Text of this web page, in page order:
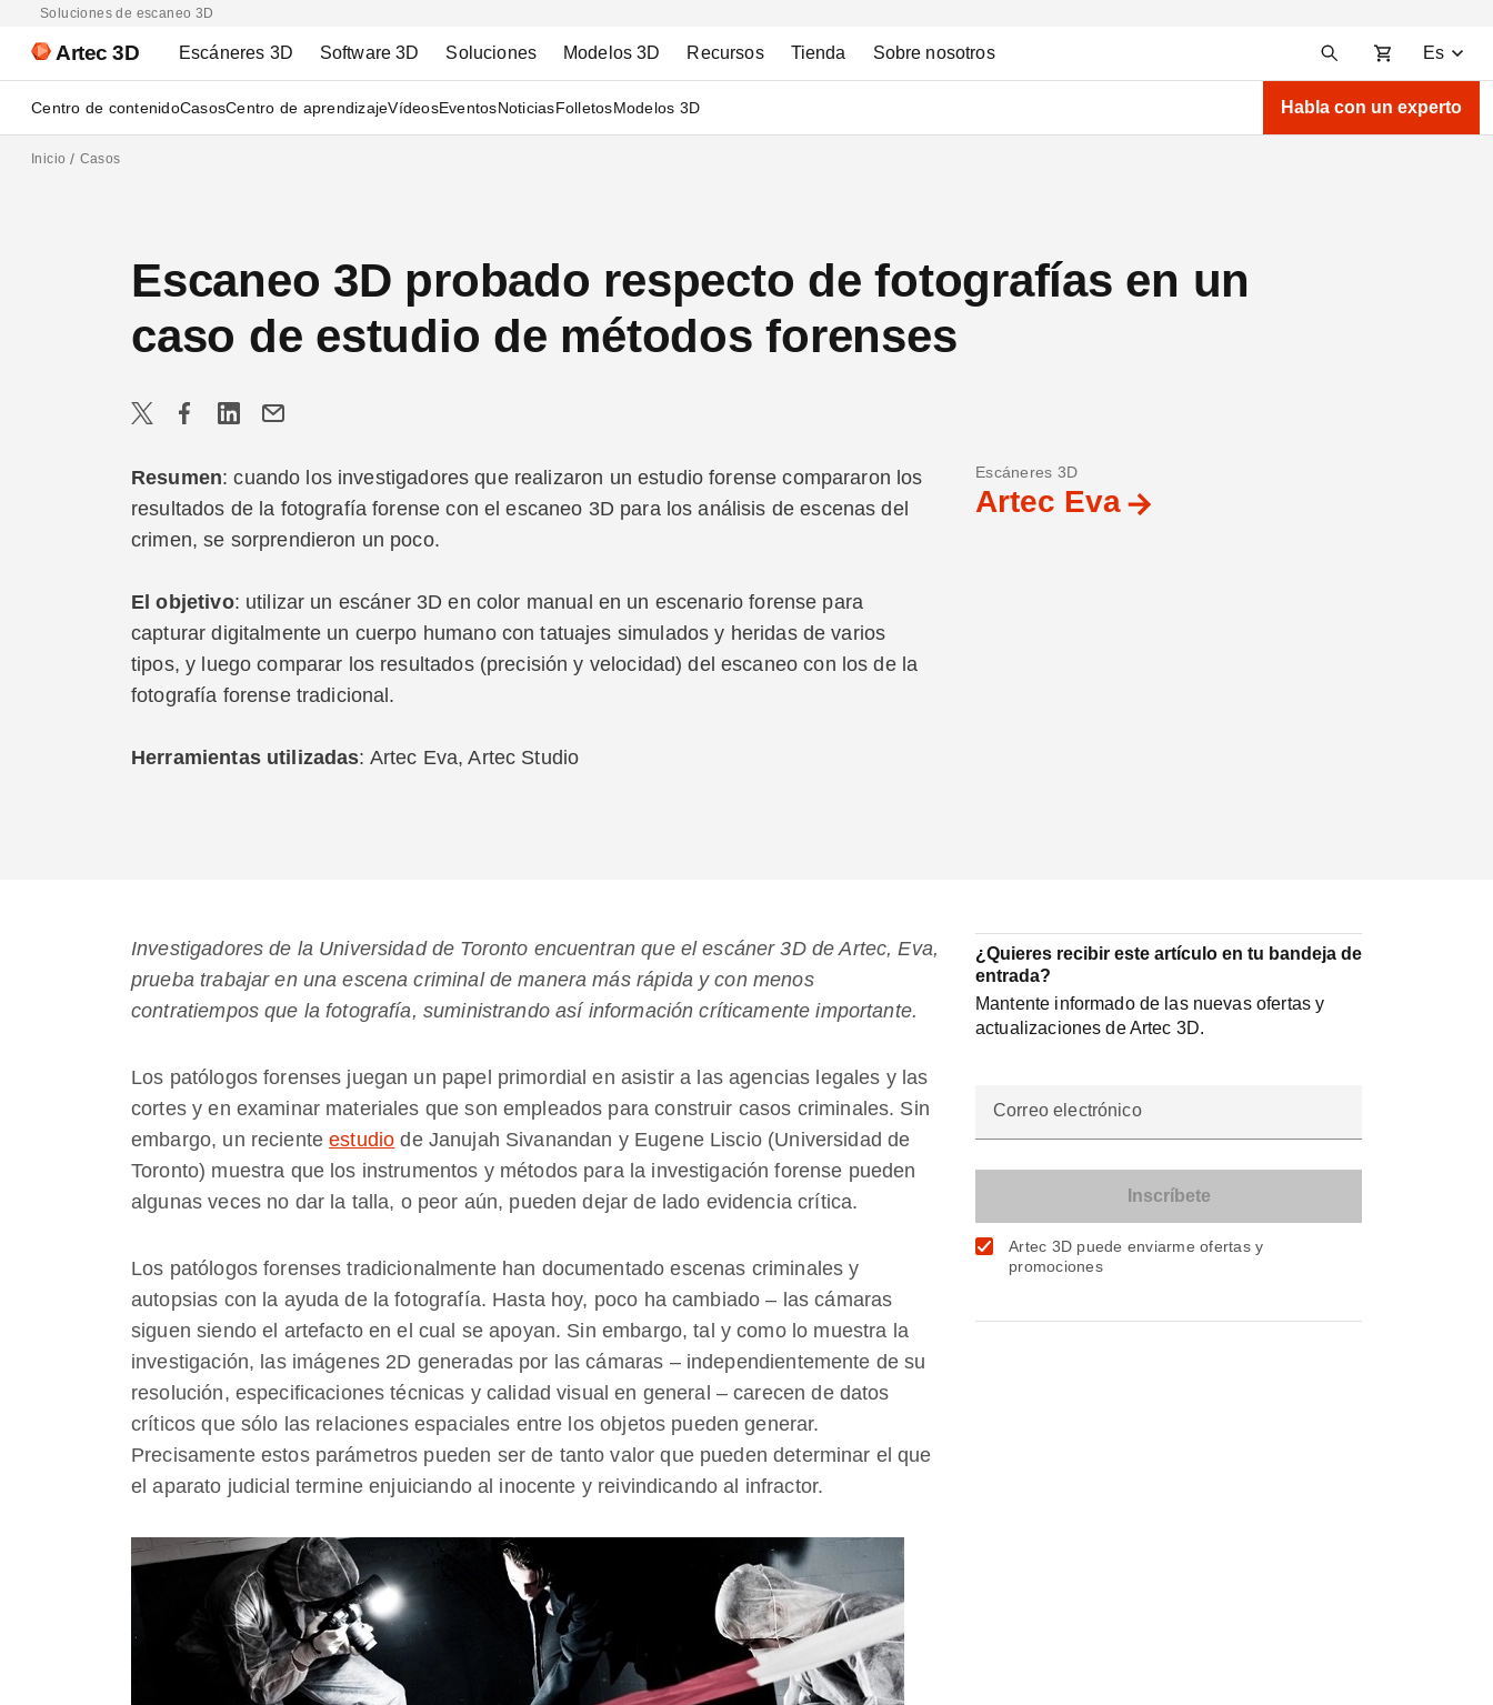
Soluciones de escaneo 3D
Artec 3D Escáneres 3D Software 3D Soluciones Modelos 3D Recursos Tienda Sobre nosotros Es
Centro de contenidoCasosCentro de aprendizajeVídeosEventosNoticiasFolletosModelos 3D Habla con un experto
Inicio Casos
Escaneo 3D probado respecto de fotografías en un
caso de estudio de métodos forenses
Escáneres 3D
Artec Eva
Resumen: cuando los investigadores que realizaron un estudio forense compararon los
resultados de la fotografía forense con el escaneo 3D para los análisis de escenas del
crimen, se sorprendieron un poco.
El objetivo: utilizar un escáner 3D en color manual en un escenario forense para
capturar digitalmente un cuerpo humano con tatuajes simulados y heridas de varios
tipos, y luego comparar los resultados (precisión y velocidad) del escaneo con los de la
fotografía forense tradicional.
Herramientas utilizadas: Artec Eva, Artec Studio
Investigadores de la Universidad de Toronto encuentran que el escáner 3D de Artec, Eva,
prueba trabajar en una escena criminal de manera más rápida y con menos
contratiempos que la fotografía, suministrando así información críticamente importante.
Los patólogos forenses juegan un papel primordial en asistir a las agencias legales y las
cortes y en examinar materiales que son empleados para construir casos criminales. Sin
embargo, un recienteestudio de Janujah Sivanandan y Eugene Liscio (Universidad de
Toronto) muestra que los instrumentos y métodos para la investigación forense pueden
algunas veces no dar la talla, o peor aún, pueden dejar de lado evidencia crítica.
Los patólogos forenses tradicionalmente han documentado escenas criminales y
autopsias con la ayuda de la fotografía. Hasta hoy, poco ha cambiado – las cámaras
siguen siendo el artefacto en el cual se apoyan. Sin embargo, tal y como lo muestra la
investigación, las imágenes 2D generadas por las cámaras – independientemente de su
resolución, especificaciones técnicas y calidad visual en general – carecen de datos
críticos que sólo las relaciones espaciales entre los objetos pueden generar.
Precisamente estos parámetros pueden ser de tanto valor que pueden determinar el que
el aparato judicial termine enjuiciando al inocente y reivindicando al infractor.
¿Quieres recibir este artículo en tu bandeja de
entrada?
Mantente informado de las nuevas ofertas y
actualizaciones de Artec 3D.
Correo electrónico
Artec 3D puede enviarme ofertas y
promociones